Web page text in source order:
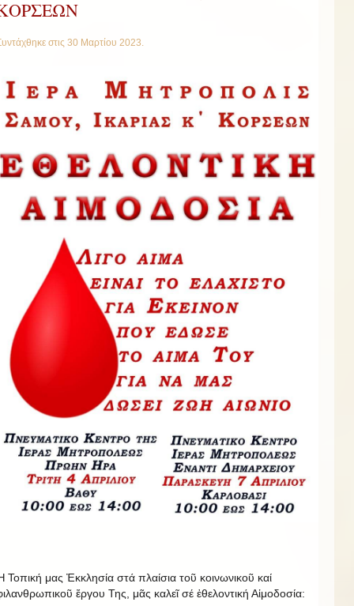
στις 30 Μαρτίου 2023.
Τοπική μας Ἐκκλησία στά πλαίσια τοῦ κοινωνικοῦ καί
ἔργου Της, μᾶς καλεῖ σέ ἐθελοντική Αἱμοδοσία: